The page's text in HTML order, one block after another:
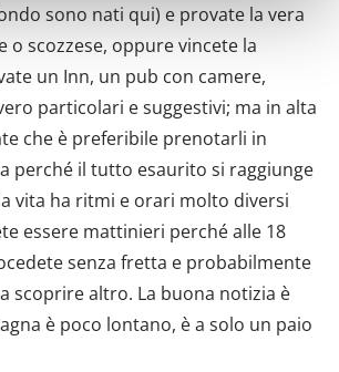
il tuo dispositivo, scansionandolo
ricerca di caratteristiche specifiche
vengono elaborati i tuoi dati personali
nellasezione dettagli. Puoi
il tuo consenso in qualsiasi momento
sui cookie.
per personalizzare contenuti ed
funzionalità dei social media e per
traffico. Condividiamo inoltre
in cui utilizzi il nostro sito con i
occupano di analisi dei dati web,
sono nati qui) e provate la vera
o scozzese, oppure vincete la
un Inn, un pub con camere,
particolari e suggestivi; ma in alta
che è preferibile prenotarli in
perché il tutto esaurito si raggiunge
vita ha ritmi e orari molto diversi
essere mattinieri perché alle 18
senza fretta e probabilmente
scoprire altro. La buona notizia è
è poco lontano, è a solo un paio